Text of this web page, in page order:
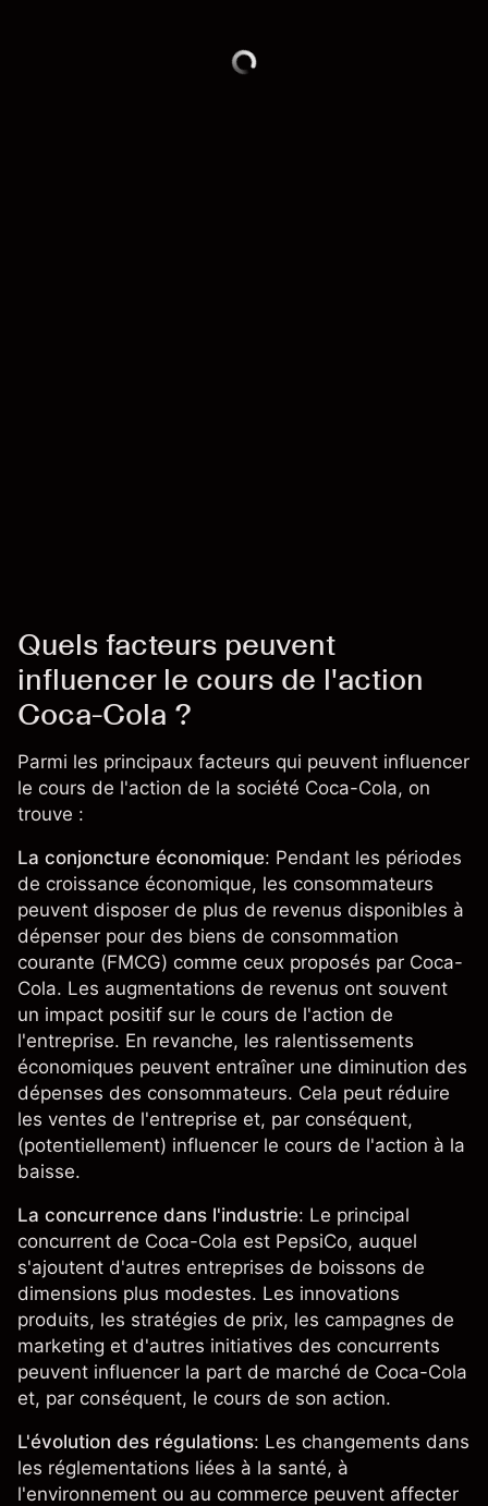
Quels facteurs peuvent
influencer le cours de l'action
Coca-Cola ?
Parmi les principaux facteurs qui peuvent influencer
le cours de l'action de la société Coca-Cola, on
trouve :
La conjoncture économique: Pendant les périodes
de croissance économique, les consommateurs
peuvent disposer de plus de revenus disponibles à
dépenser pour des biens de consommation
courante (FMCG) comme ceux proposés par Coca-
Cola. Les augmentations de revenus ont souvent
un impact positif sur le cours de l'action de
l'entreprise. En revanche, les ralentissements
économiques peuvent entraîner une diminution des
dépenses des consommateurs. Cela peut réduire
les ventes de l'entreprise et, par conséquent,
(potentiellement) influencer le cours de l'action à la
baisse.
La concurrence dans l'industrie: Le principal
concurrent de Coca-Cola est PepsiCo, auquel
s'ajoutent d'autres entreprises de boissons de
dimensions plus modestes. Les innovations
produits, les stratégies de prix, les campagnes de
marketing et d'autres initiatives des concurrents
peuvent influencer la part de marché de Coca-Cola
et, par conséquent, le cours de son action.
L'évolution des régulations: Les changements dans
les réglementations liées à la santé, à
l'environnement ou au commerce peuvent affecter